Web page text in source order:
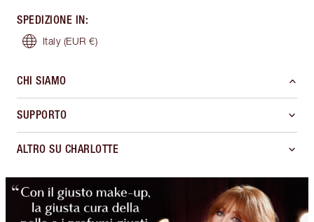
SPEDIZIONE IN:
Italy (EUR €)
CHI SIAMO
SUPPORTO
ALTRO SU CHARLOTTE